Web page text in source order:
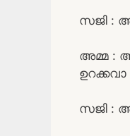
സജി :
അമ്മ :
ഉറക്കവാ
സജി :